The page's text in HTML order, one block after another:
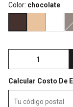
Color: chocolate
Calcular Costo De